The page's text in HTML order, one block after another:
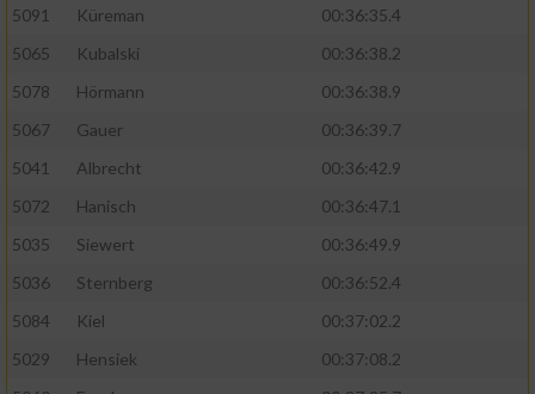
5091
Küreman
00:36:35.4
5065
Kubalski
00:36:38.2
5078
Hörmann
00:36:38.9
5067
Gauer
00:36:39.7
5041
Albrecht
00:36:42.9
5072
Hanisch
00:36:47.1
5035
Siewert
00:36:49.9
5036
Sternberg
00:36:52.4
5084
Kiel
00:37:02.2
5029
Hensiek
00:37:08.2